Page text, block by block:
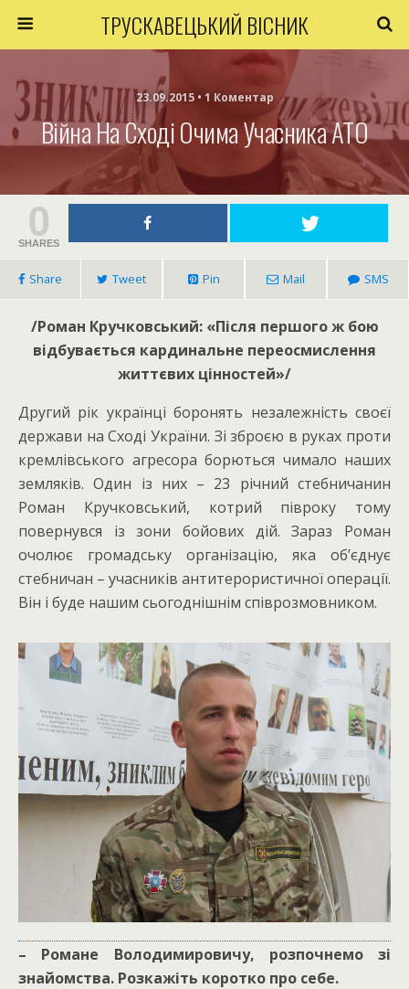
ТРУСКАВЕЦЬКИЙ ВІСНИК
23.09.2015 • 1 Коментар
Війна На Сході Очима Учасника АТО
0
SHARES
Share Tweet Pin Mail SMS
/Роман Кручковський: «Після першого ж бою
відбувається кардинальне переосмислення
життєвих цінностей»/
Другий рік українці боронять незалежність своєї
держави на Сході України. Зі зброєю в руках проти
кремлівського агресора борються чимало наших
земляків. Один із них – 23 річний стебничанин
Роман Кручковський, котрий півроку тому
повернувся із зони бойових дій. Зараз Роман
очолює громадську організацію, яка об’єднує
стебничан – учасників антитерористичної операції.
Він і буде нашим сьогоднішнім співрозмовником.
– Романе Володимировичу, розпочнемо зі
знайомства. Розкажіть коротко про себе.